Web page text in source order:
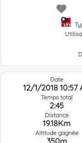
Date
12/1/2018 10:57
Temps total
2:45
Distance
19.18Km
Altitude gagnée
350m